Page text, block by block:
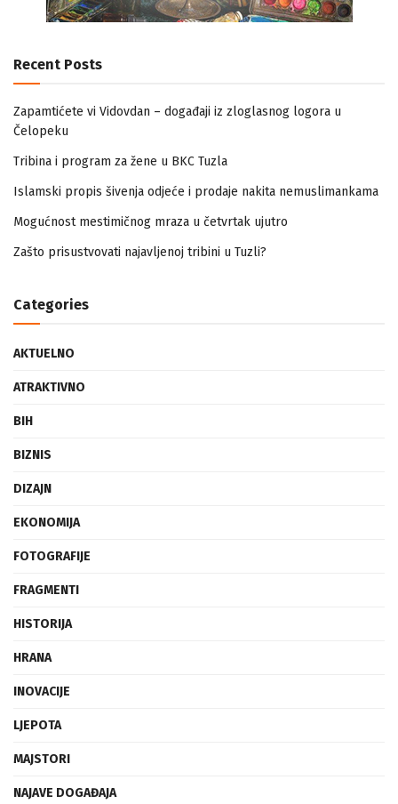
Recent Posts
Zapamtićete vi Vidovdan – događaji iz zloglasnog logora u
Čelopeku
Tribina i program za žene u BKC Tuzla
Islamski propis šivenja odjeće i prodaje nakita nemuslimankama
Mogućnost mestimičnog mraza u četvrtak ujutro
Zašto prisustvovati najavljenoj tribini u Tuzli?
Categories
AKTUELNO
ATRAKTIVNO
BIH
BIZNIS
DIZAJN
EKONOMIJA
FOTOGRAFIJE
FRAGMENTI
HISTORIJA
HRANA
INOVACIJE
LJEPOTA
MAJSTORI
NAJAVE DOGAĐAJA